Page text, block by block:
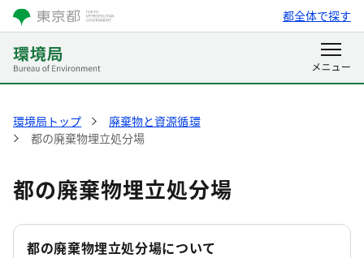
都全体で探す
環境局トップ
廃棄物と資源循環
都の廃棄物埋立処分場
都の廃棄物埋立処分場
都の廃棄物埋立処分場について